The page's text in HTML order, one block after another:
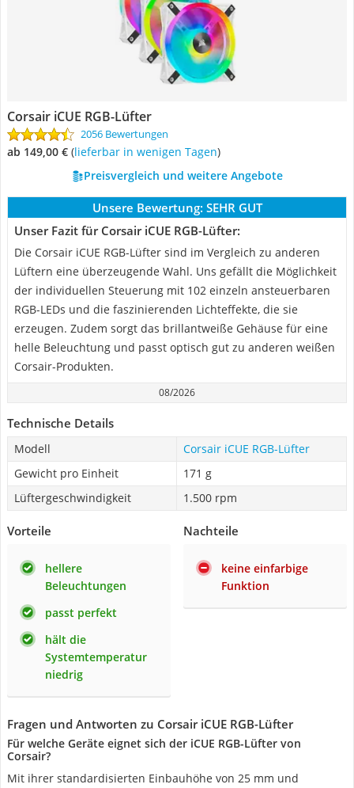
Corsair iCUE RGB-Lüfter
2056 Bewertungen
ab 149,00 € ( Lieferbar in wenigen Tagen)
Preisvergleich und weitere Angebote
Unsere Bewertung: SEHR GUT
Unser Fazit für Corsair iCUE RGB-Lüfter:
Die Corsair iCUE RGB-Lüfter sind im Vergleich zu anderen
Lüftern eine überzeugende Wahl. Uns gefällt die Möglichkeit
der individuellen Steuerung mit 102 einzeln ansteuerbaren
RGB-LEDs und die faszinierenden Lichteffekte, die sie
erzeugen. Zudem sorgt das brillantweiße Gehäuse für eine
helle Beleuchtung und passt optisch gut zu anderen weißen
Corsair-Produkten.
08/2026
Technische Details
Modell
Corsair iCUE RGB-Lüfter
Gewicht pro Einheit
‎171 g
Lüftergeschwindigkeit
1.500 rpm
Vorteile
hellere
Beleuchtungen
passt perfekt
hält die
Systemtemperatur
niedrig
Nachteile
keine einfarbige
Funktion
Fragen und Antworten zu Corsair iCUE RGB-Lüfter
Für welche Geräte eignet sich der iCUE RGB-Lüfter von
Corsair?
Mit ihrer standardisierten Einbauhöhe von 25 mm und